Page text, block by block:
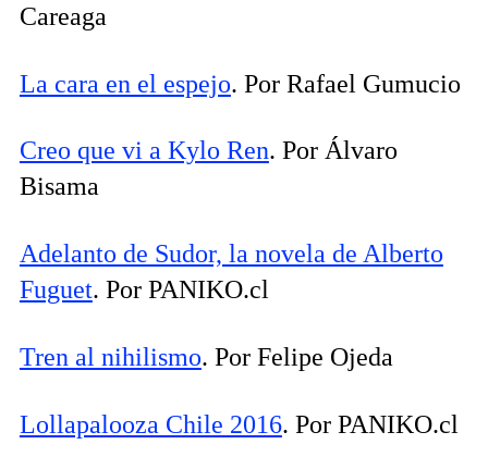
Careaga
La cara en el espejo. Por Rafael Gumucio
Creo que vi a Kylo Ren. Por Álvaro
Bisama
Adelanto de Sudor, la novela de Alberto
Fuguet. Por PANIKO.cl
Tren al nihilismo. Por Felipe Ojeda
Lollapalooza Chile 2016. Por PANIKO.cl